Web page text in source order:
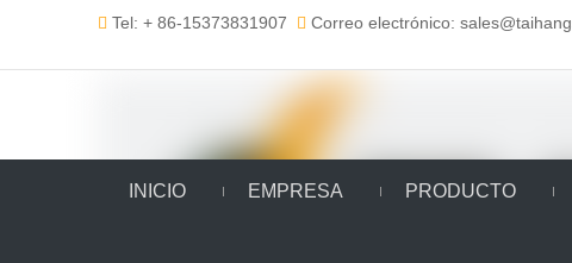
 Tel: + 86-15373831907  Correo electrónico:
INICIO EMPRESA PRODUCTO